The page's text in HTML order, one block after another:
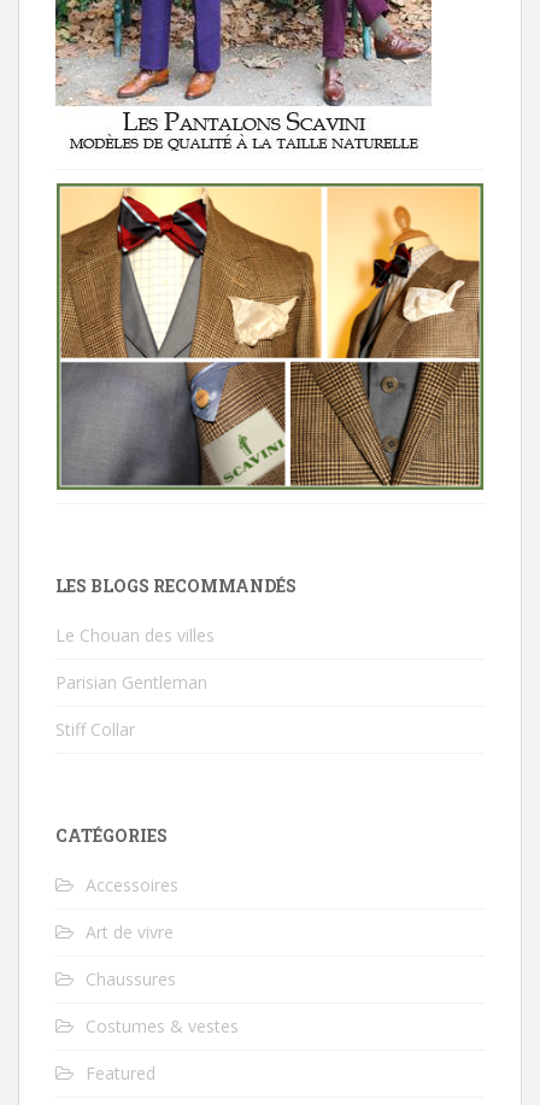
LES BLOGS RECOMMANDÉS
Le Chouan des villes
Parisian Gentleman
Stiff Collar
CATÉGORIES
Accessoires
Art de vivre
Chaussures
Costumes & vestes
Featured